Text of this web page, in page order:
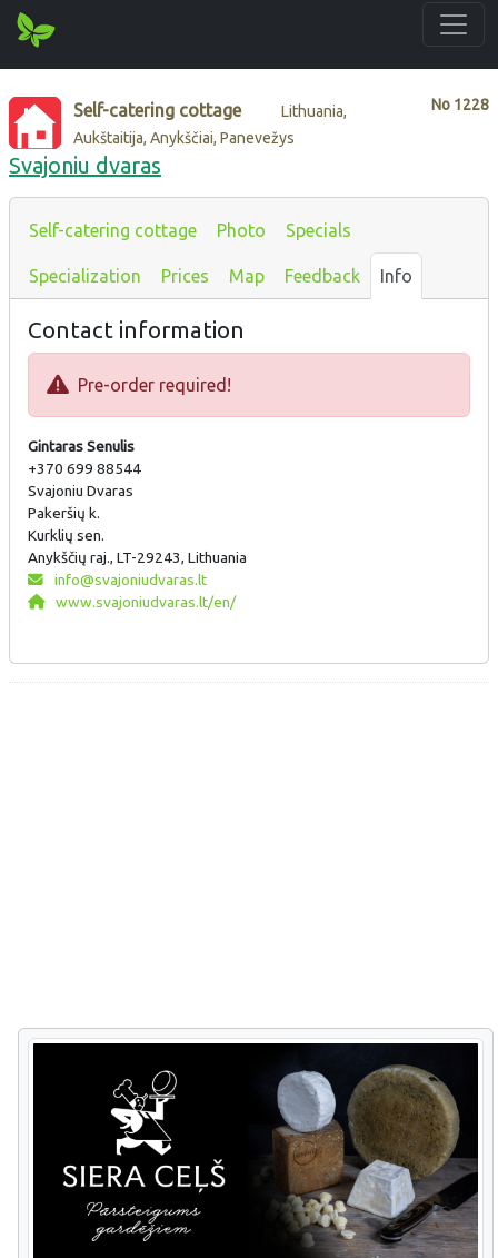
No 1228
Self-catering cottage
Lithuania,
Aukštaitija, Anykščiai, Panevežys
Svajoniu dvaras
Self-catering cottage Photo Specials
Specialization Prices Map Feedback Info
Contact information
Pre-order required!
Gintaras Senulis
+370 699 88544
Svajoniu Dvaras
Pakeršių k.
Kurklių sen.
Anykščių raj., LT-29243, Lithuania
info@svajoniudvaras.lt
www.svajoniudvaras.lt/en/